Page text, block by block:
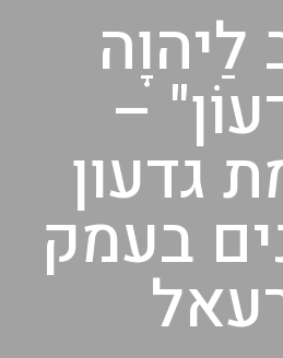
–
גדעון
בעמק